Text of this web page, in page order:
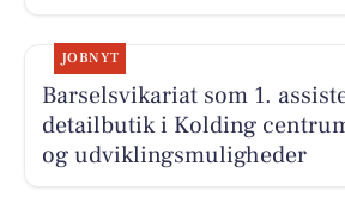
JOBNYT
Barselsvikariat som 1.
detailbutik i Kolding
og udviklingsmuligheder